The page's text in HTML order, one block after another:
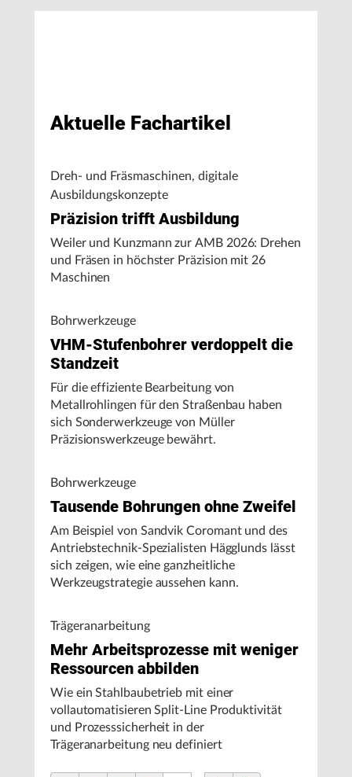
Aktuelle Fachartikel
Dreh- und Fräsmaschinen, digitale
Ausbildungskonzepte
Präzision trifft Ausbildung
Weiler und Kunzmann zur AMB 2026: Drehen
und Fräsen in höchster Präzision mit 26
Maschinen
Bohrwerkzeuge
VHM-Stufenbohrer verdoppelt die
Standzeit
Für die effiziente Bearbeitung von
Metallrohlingen für den Straßenbau haben
sich Sonderwerkzeuge von Müller
Präzisionswerkzeuge bewährt.
Bohrwerkzeuge
Tausende Bohrungen ohne Zweifel
Am Beispiel von Sandvik Coromant und des
Antriebstechnik-Spezialisten Hägglunds lässt
sich zeigen, wie eine ganzheitliche
Werkzeugstrategie aussehen kann.
Trägeranarbeitung
Mehr Arbeitsprozesse mit weniger
Ressourcen abbilden
Wie ein Stahlbaubetrieb mit einer
vollautomatisieren Split-Line Produktivität
und Prozesssicherheit in der
Trägeranarbeitung neu definiert